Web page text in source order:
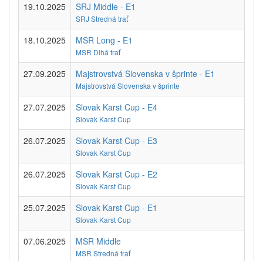
19.10.2025 SRJ Middle - E1
SRJ Stredná trať
18.10.2025 MSR Long - E1
MSR Dlhá trať
27.09.2025 Majstrovstvá Slovenska v šprinte - E1
Majstrovstvá Slovenska v šprinte
27.07.2025 Slovak Karst Cup - E4
Slovak Karst Cup
26.07.2025 Slovak Karst Cup - E3
Slovak Karst Cup
26.07.2025 Slovak Karst Cup - E2
Slovak Karst Cup
25.07.2025 Slovak Karst Cup - E1
Slovak Karst Cup
07.06.2025 MSR Middle
MSR Stredná trať